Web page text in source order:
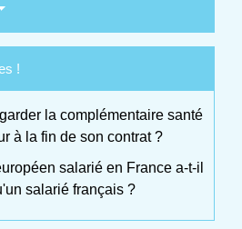
!
la complémentaire santé
à la fin de son contrat ?
salarié en France a-t-il
salarié français ?